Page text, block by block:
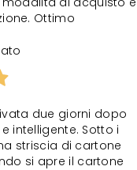
Ottimo
due giorni dopo
intelligente. Sotto i
striscia di cartone
si apre il cartone